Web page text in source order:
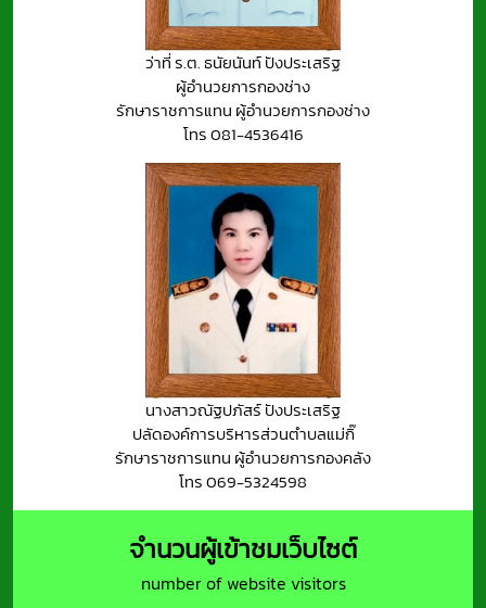
ว่าที่ ร.ต. ธนัยนันท์ ปังประเสริฐ
ผู้อำนวยการกองช่าง
รักษาราชการแทน ผู้อำนวยการกองช่าง
โทร 081-4536416
นางสาวณัฐปภัสร์ ปังประเสริฐ
ปลัดองค์การบริหารส่วนตำบลแม่กิ๊
รักษาราชการแทน ผู้อำนวยการกองคลัง
โทร 069-5324598
จำนวนผู้เข้าชมเว็บไซต์
number of website visitors